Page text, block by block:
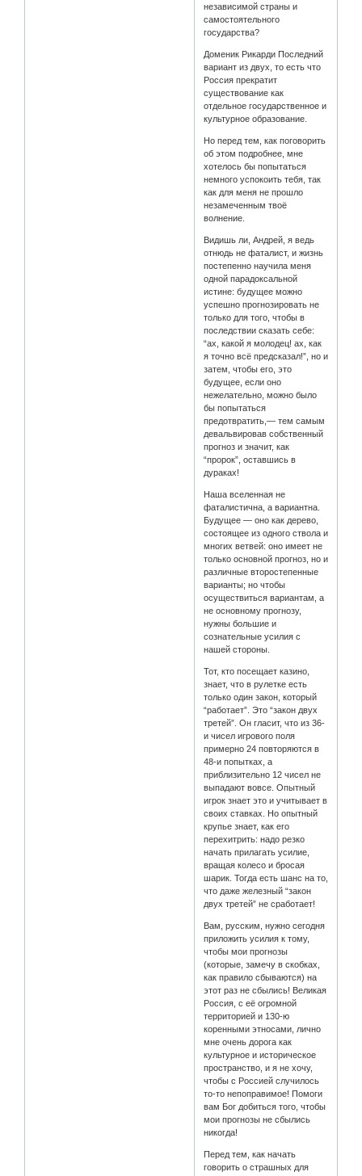
независимой страны и
самостоятельного
государства?
Доменик Рикарди Последний
вариант из двух, то есть что
Россия прекратит
существование как
отдельное государственное и
культурное образование.
Но перед тем, как поговорить
об этом подробнее, мне
хотелось бы попытаться
немного успокоить тебя, так
как для меня не прошло
незамеченным твоё
волнение.
Видишь ли, Андрей, я ведь
отнюдь не фаталист, и жизнь
постепенно научила меня
одной парадоксальной
истине: будущее можно
успешно прогнозировать не
только для того, чтобы в
последствии сказать себе:
“ах, какой я молодец! ах, как
я точно всё предсказал!”, но и
затем, чтобы его, это
будущее, если оно
нежелательно, можно было
бы попытаться
предотвратить,— тем самым
девальвировав собственный
прогноз и значит, как
“пророк”, оставшись в
дураках!
Наша вселенная не
фаталистична, а вариантна.
Будущее — оно как дерево,
состоящее из одного ствола и
многих ветвей: оно имеет не
только основной прогноз, но и
различные второстепенные
варианты; но чтобы
осуществиться вариантам, а
не основному прогнозу,
нужны большие и
сознательные усилия с
нашей стороны.
Тот, кто посещает казино,
знает, что в рулетке есть
только один закон, который
“работает”. Это “закон двух
третей”. Он гласит, что из 36-
и чисел игрового поля
примерно 24 повторяются в
48-и попытках, а
приблизительно 12 чисел не
выпадают вовсе. Опытный
игрок знает это и учитывает в
своих ставках. Но опытный
крупье знает, как его
перехитрить: надо резко
начать прилагать усилие,
вращая колесо и бросая
шарик. Тогда есть шанс на то,
что даже железный “закон
двух третей” не сработает!
Вам, русским, нужно сегодня
приложить усилия к тому,
чтобы мои прогнозы
(которые, замечу в скобках,
как правило сбываются) на
этот раз не сбылись! Великая
Россия, с её огромной
территорией и 130-ю
коренными этносами, лично
мне очень дорога как
культурное и историческое
пространство, и я не хочу,
чтобы с Россией случилось
то-то непоправимое! Помоги
вам Бог добиться того, чтобы
мои прогнозы не сбылись
никогда!
Перед тем, как начать
говорить о страшных для